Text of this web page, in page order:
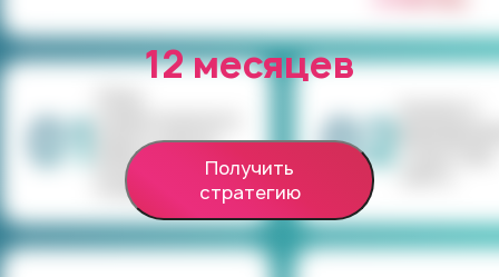
12 месяцев
Получить
стратегию
01 ядра и запуск
мониторинга
позиций
02